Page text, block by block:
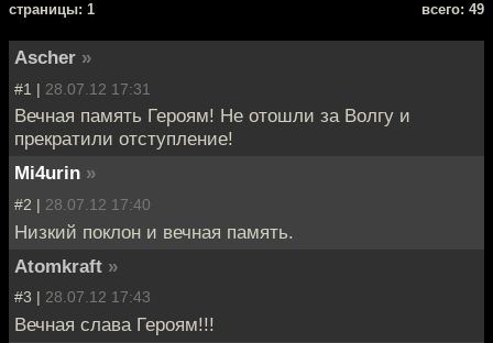
cтраницы: 1 всего: 49
Ascher »
#1 | 28.07.12 17:31
Вечная память Героям! Не отошли за Волгу и
прекратили отступление!
Mi4urin »
#2 | 28.07.12 17:40
Низкий поклон и вечная память.
Atomkraft »
#3 | 28.07.12 17:43
Вечная слава Героям!!!